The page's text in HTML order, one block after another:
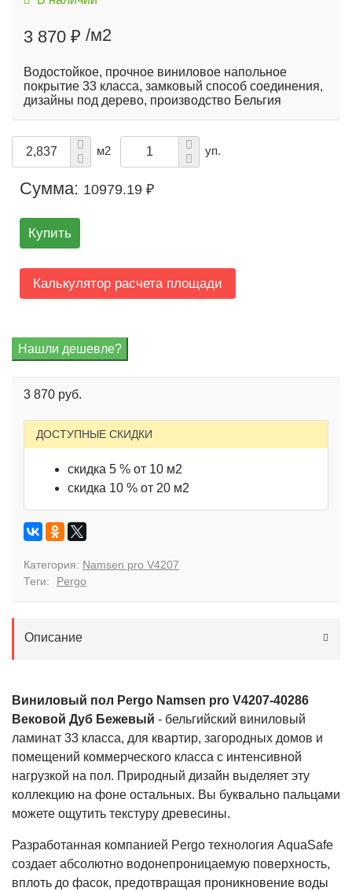
3 870 ₽ /м2
Водостойкое, прочное виниловое напольное
покрытие 33 класса, замковый способ соединения,
дизайны под дерево, производство Бельгия
м2 уп.
Сумма: 10979.19 ₽
Купить
Калькулятор расчета площади
3 870 руб.
ДОСТУПНЫЕ СКИДКИ
скидка 5 % от 10 м2
скидка 10 % от 20 м2
Категория: Namsen pro V4207
Теги:
Pergo
Описание
Виниловый пол Pergo Namsen pro V4207-40286
Вековой Дуб Бежевый - бельгийский виниловый
ламинат 33 класса, для квартир, загородных домов и
помещений коммерческого класса с интенсивной
нагрузкой на пол. Природный дизайн выделяет эту
коллекцию на фоне остальных. Вы буквально пальцами
можете ощутить текстуру древесины.
Разработанная компанией Pergo технология AquaSafe
создает абсолютно водонепроницаемую поверхность,
вплоть до фасок, предотвращая проникновение воды